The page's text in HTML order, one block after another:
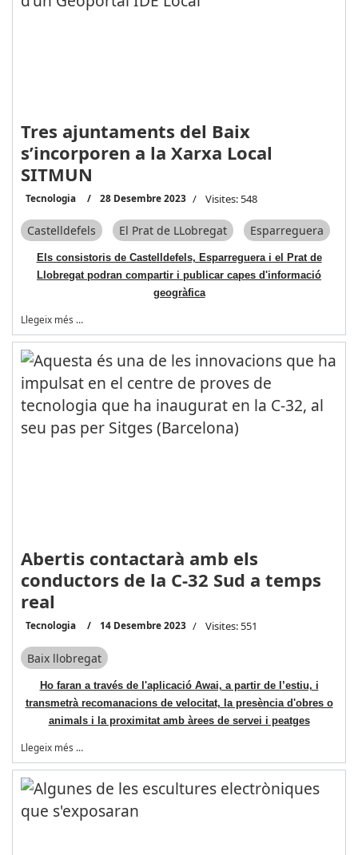
Tres ajuntaments del Baix
s’incorporen a la Xarxa Local
SITMUN
Tecnologia 28 Desembre 2023 Visites: 548
Castelldefels El Prat de LLobregat Esparreguera
Els consistoris de Castelldefels, Esparreguera i el Prat de
Llobregat podran compartir i publicar capes d'informació
geogràfica
Llegeix més …
Abertis contactarà amb els
conductors de la C-32 Sud a temps
real
Tecnologia 14 Desembre 2023 Visites: 551
Baix llobregat
Ho faran a través de l'aplicació Awai, a partir de l’estiu, i
transmetrà recomanacions de velocitat, la presència d'obres o
animals i la proximitat amb àrees de servei i peatges
Llegeix més …